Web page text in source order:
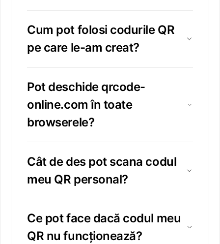
Cum pot folosi codurile QR
pe care le-am creat?
Pot deschide qrcode-
online.com în toate
browserele?
Cât de des pot scana codul
meu QR personal?
Ce pot face dacă codul meu
QR nu funcționează?